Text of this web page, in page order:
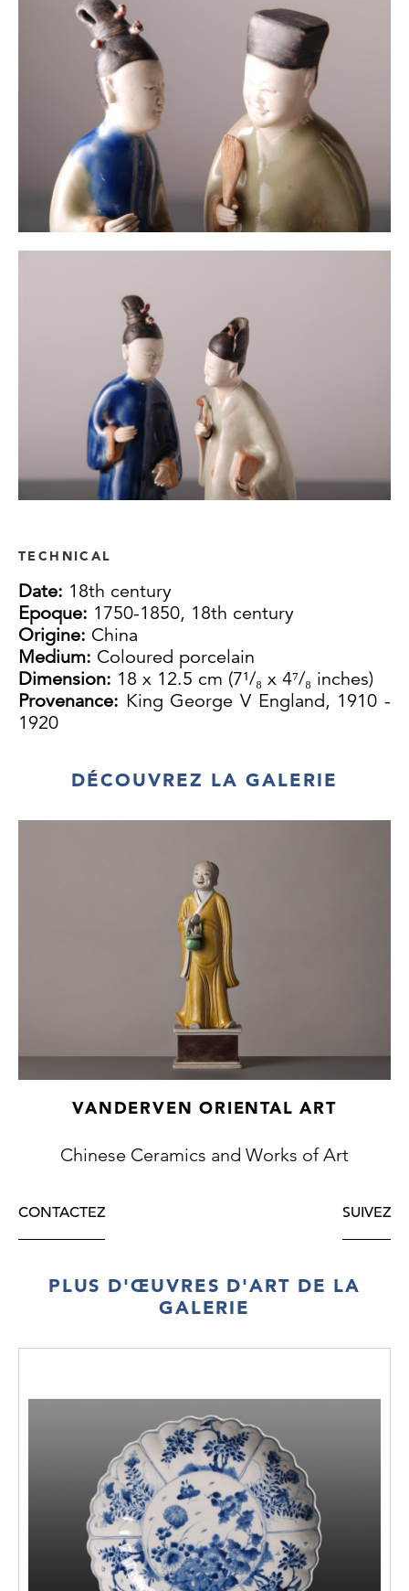
TECHNICAL
Date: 18th century
Epoque: 1750-1850, 18th century
Origine: China
Medium: Coloured porcelain
Dimension: 18 x 12.5 cm (7¹/₈ x 4⁷/₈ inches)
Provenance: King George V England, 1910 -
1920
DÉCOUVREZ LA GALERIE
VANDERVEN ORIENTAL ART
Chinese Ceramics and Works of Art
CONTACTEZ SUIVEZ
PLUS D'ŒUVRES D'ART DE LA
GALERIE